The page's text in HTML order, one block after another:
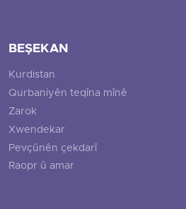
BEŞEKAN
Kurdistan
Qurbaniyên teqîna mînê
Zarok
Xwendekar
Pevçûnên çekdarî
Raopr û amar